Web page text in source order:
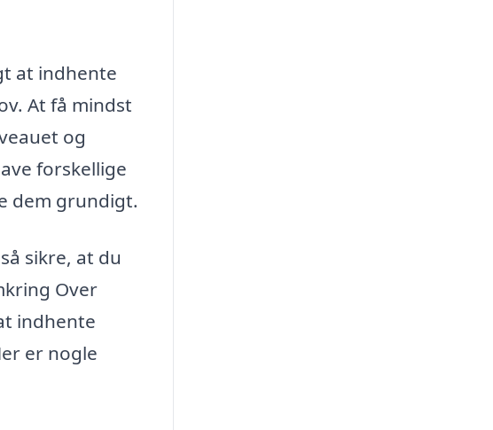
at indhente
At få mindst
og
forskellige
dem grundigt.
sikre, at du
Over
indhente
er nogle